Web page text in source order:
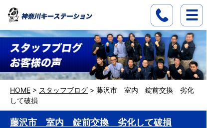
HOME > スタッフブログ > 藤沢市 室内 錠前交換 劣化
して破損
藤沢市 室内 錠前交換 劣化して破損